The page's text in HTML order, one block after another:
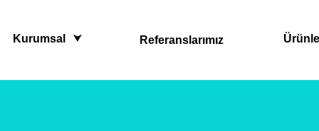
Kurumsal Referanslarımız